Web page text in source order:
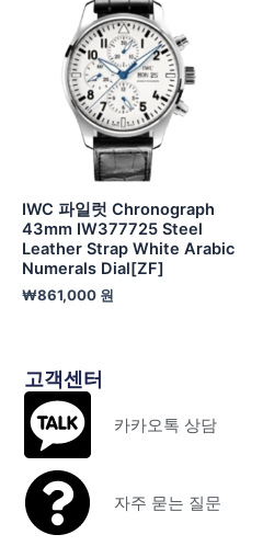
IWC 파일럿 Chronograph
43mm IW377725 Steel
Leather Strap White Arabic
Numerals Dial[ZF]
₩861,000 원
고객센터
카카오톡 상담
자주 묻는 질문